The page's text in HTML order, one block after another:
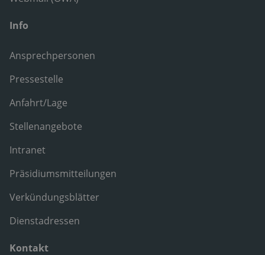
Info
Ansprechpersonen
Pressestelle
Anfahrt/Lage
Stellenangebote
Intranet
Präsidiumsmitteilungen
Verkündungsblätter
Dienstadressen
Kontakt